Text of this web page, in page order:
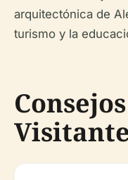
arquitectónica de
turismo y la